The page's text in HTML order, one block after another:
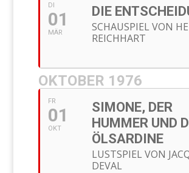
DI
01
MÄR
DIE
SCHAUSPIEL VON
REICHHART
OKTOBER 1976
FR
01
OKT
SIMONE, DER
HUMMER UND
ÖLSARDINE
LUSTSPIEL VON
DEVAL